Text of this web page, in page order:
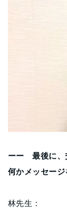
ーー 最後に、
何かメッセージ
林先生：